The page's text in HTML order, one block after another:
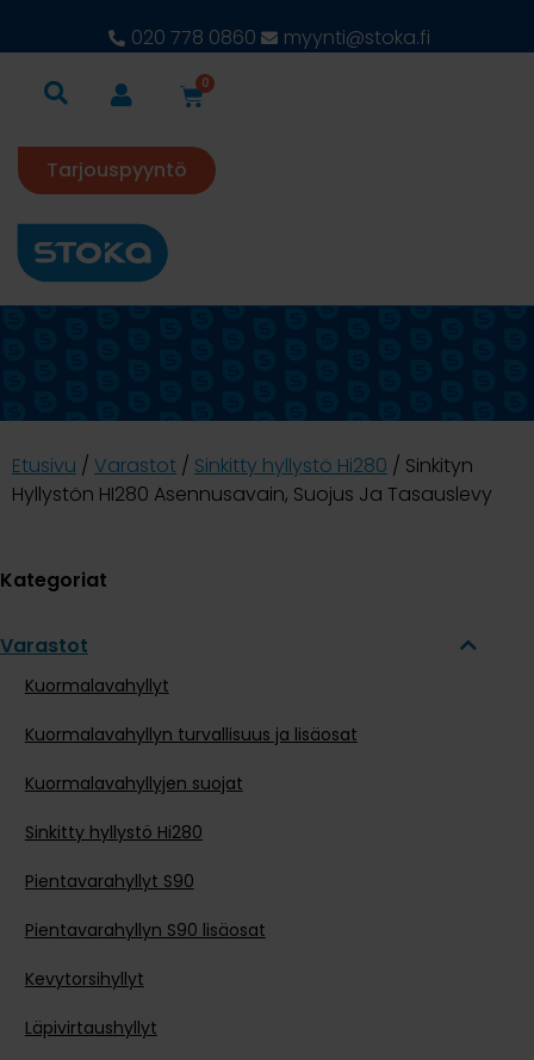
020 778 0860 myynti@stoka.fi
0
Tarjouspyyntö
Etusivu / Varastot / Sinkitty hyllystö Hi280 / Sinkityn
Hyllystön HI280 Asennusavain, Suojus Ja Tasauslevy
Kategoriat
Varastot
Kuormalavahyllyt
Kuormalavahyllyn turvallisuus ja lisäosat
Kuormalavahyllyjen suojat
Sinkitty hyllystö Hi280
Pientavarahyllyt S90
Pientavarahyllyn S90 lisäosat
Kevytorsihyllyt
Läpivirtaushyllyt